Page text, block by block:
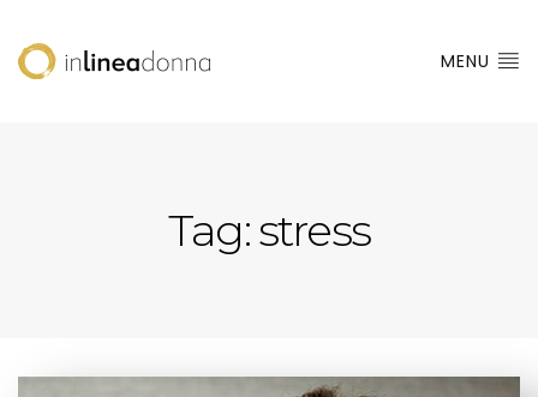
MENU
Tag:stress